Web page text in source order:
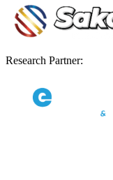
Research Partner: